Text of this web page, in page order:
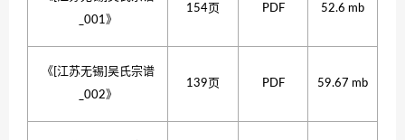
_001》
154页 PDF 52.6 mb
《[江苏无锡]吴氏宗谱
_002》
139页 PDF 59.67 mb